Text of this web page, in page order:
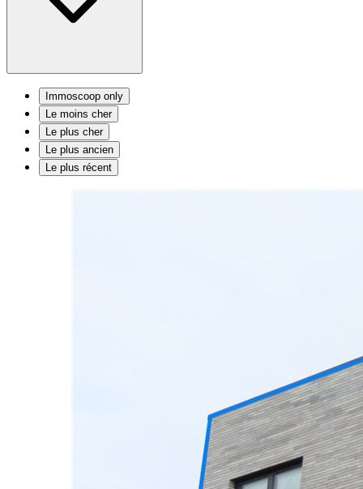
Immoscoop only
Le moins cher
Le plus cher
Le plus ancien
Le plus récent